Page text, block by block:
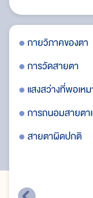
กายวิภาคของตา
การวัดสายตา
แสงสว่างที่พอเห
การถนอมสายต
สายตาผิดปกติ